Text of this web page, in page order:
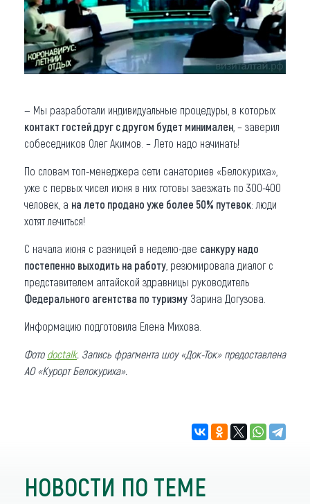
— Мы разработали индивидуальные процедуры, в которых
контакт гостей друг с другом будет минимален , – заверил
собеседников Олег Акимов. – Лето надо начинать!
По словам топ-менеджера сети санаториев «Белокуриха»,
уже с первых чисел июня в них готовы заезжать по 300-400
человек, а на лето продано уже более 50% путевок: люди
хотят лечиться!
С начала июня с разницей в неделю-две санкуру надо
постепенно выходить на работу , резюмировала диалог с
представителем алтайской здравницы руководитель
Федерального агентства по туризму Зарина Догузова.
Информацию подготовила Елена Михова.
Фото doctalk. Запись фрагмента шоу «Док-Ток» предоставлена
АО «Курорт Белокуриха».
НОВОСТИ ПО ТЕМЕ